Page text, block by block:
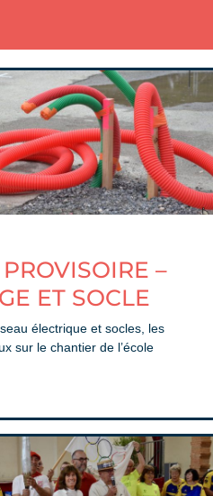
–
ET SOCLE
électrique et socles, les
sur le chantier de l’école